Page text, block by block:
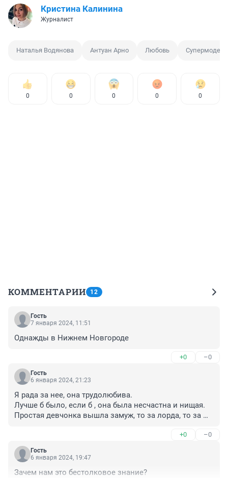
Кристина Калинина
Журналист
Наталья Водянова Антуан Арно Любовь Супермодель
0 0 0 0 0
КОММЕНТАРИИ 12
Гость
7 января 2024, 11:51
Однажды в Нижнем Новгороде
+0 –0
Гость
6 января 2024, 21:23
Я рада за нее, она трудолюбива.
Лучше б было, если б , она была несчастна и нищая.
Простая девчонка вышла замуж, то за лорда, то за
У каждого своя судьба, если у нас не получилось,
давайте , порадуемся за тех, у кого все вышло.
+0 –0
Гость
6 января 2024, 19:47
Зачем нам это бестолковое знание?